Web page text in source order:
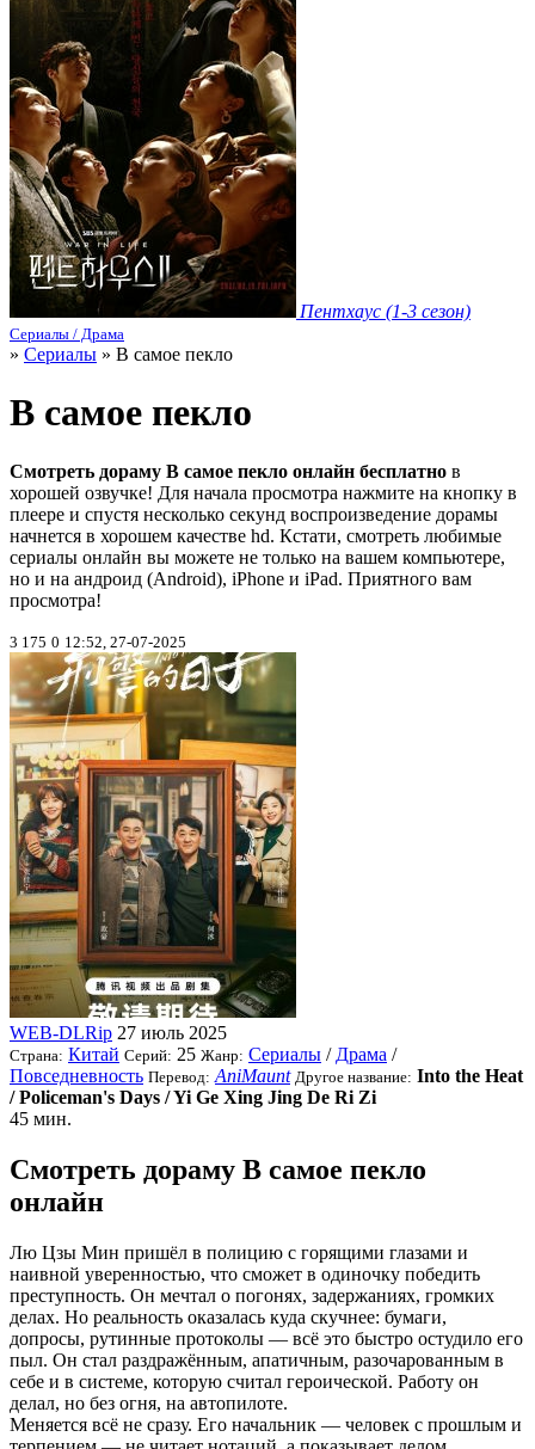
Пентхаус (1-3 сезон)
Сериалы / Драма
» Сериалы » В самое пекло
В самое пекло
Смотреть дораму В самое пекло онлайн бесплатно в
хорошей озвучке! Для начала просмотра нажмите на кнопку в
плеере и спустя несколько секунд воспроизведение дорамы
начнется в хорошем качестве hd. Кстати, смотреть любимые
сериалы онлайн вы можете не только на вашем компьютере,
но и на андроид (Android), iPhone и iPad. Приятного вам
просмотра!
3 175 0 12:52, 27-07-2025
WEB-DLRip 27 июль 2025
Страна: Китай Серий: 25 Жанр: Сериалы / Драма /
Повседневность Перевод: AniMaunt Другое название: Into the Heat
/ Policeman's Days / Yi Ge Xing Jing De Ri Zi
45 мин.
Смотреть дораму В самое пекло
онлайн
Лю Цзы Мин пришёл в полицию с горящими глазами и
наивной уверенностью, что сможет в одиночку победить
преступность. Он мечтал о погонях, задержаниях, громких
делах. Но реальность оказалась куда скучнее: бумаги,
допросы, рутинные протоколы — всё это быстро остудило его
пыл. Он стал раздражённым, апатичным, разочарованным в
себе и в системе, которую считал героической. Работу он
делал, но без огня, на автопилоте.
Меняется всё не сразу. Его начальник — человек с прошлым и